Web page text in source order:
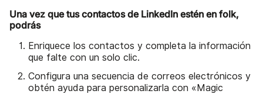
Una vez que tus contactos de LinkedIn estén en folk,
podrás
Enriquece los contactos y completa la información
que falte con un solo clic.
Configura una secuencia de correos electrónicos y
obtén ayuda para personalizarla con «Magic